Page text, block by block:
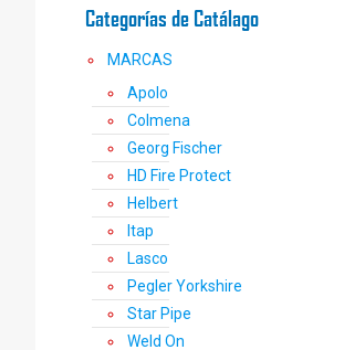
Categorías de Catálago
MARCAS
Apolo
Colmena
Georg Fischer
HD Fire Protect
Helbert
Itap
Lasco
Pegler Yorkshire
Star Pipe
Weld On